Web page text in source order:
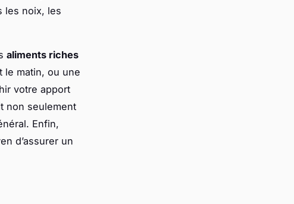
les noix, les
aliments riches
le matin, ou une
votre apport
non seulement
Enfin,
d’assurer un